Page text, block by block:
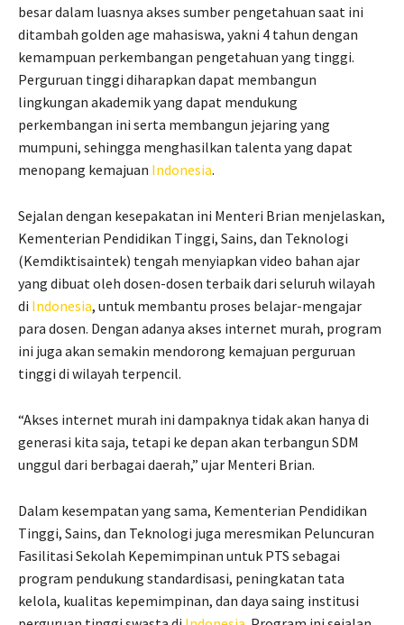
besar dalam luasnya akses sumber pengetahuan saat ini
ditambah golden age mahasiswa, yakni 4 tahun dengan
kemampuan perkembangan pengetahuan yang tinggi.
Perguruan tinggi diharapkan dapat membangun
lingkungan akademik yang dapat mendukung
perkembangan ini serta membangun jejaring yang
mumpuni, sehingga menghasilkan talenta yang dapat
menopang kemajuan Indonesia.
Sejalan dengan kesepakatan ini Menteri Brian menjelaskan,
Kementerian Pendidikan Tinggi, Sains, dan Teknologi
(Kemdiktisaintek) tengah menyiapkan video bahan ajar
yang dibuat oleh dosen-dosen terbaik dari seluruh wilayah
di Indonesia, untuk membantu proses belajar-mengajar
para dosen. Dengan adanya akses internet murah, program
ini juga akan semakin mendorong kemajuan perguruan
tinggi di wilayah terpencil.
“Akses internet murah ini dampaknya tidak akan hanya di
generasi kita saja, tetapi ke depan akan terbangun SDM
unggul dari berbagai daerah,” ujar Menteri Brian.
Dalam kesempatan yang sama, Kementerian Pendidikan
Tinggi, Sains, dan Teknologi juga meresmikan Peluncuran
Fasilitasi Sekolah Kepemimpinan untuk PTS sebagai
program pendukung standardisasi, peningkatan tata
kelola, kualitas kepemimpinan, dan daya saing institusi